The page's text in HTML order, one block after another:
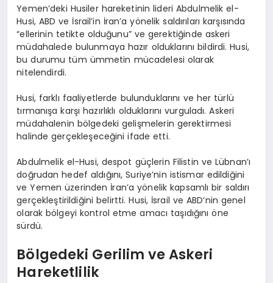
Yemen’deki Husiler hareketinin lideri Abdulmelik el-
Husi, ABD ve İsrail’in İran’a yönelik saldırıları karşısında
“ellerinin tetikte olduğunu” ve gerektiğinde askeri
müdahalede bulunmaya hazır olduklarını bildirdi. Husi,
bu durumu tüm ümmetin mücadelesi olarak
nitelendirdi.
Husi, farklı faaliyetlerde bulunduklarını ve her türlü
tırmanışa karşı hazırlıklı olduklarını vurguladı. Askeri
müdahalenin bölgedeki gelişmelerin gerektirmesi
halinde gerçekleşeceğini ifade etti.
Abdulmelik el-Husi, despot güçlerin Filistin ve Lübnan’ı
doğrudan hedef aldığını, Suriye’nin istismar edildiğini
ve Yemen üzerinden İran’a yönelik kapsamlı bir saldırı
gerçekleştirildiğini belirtti. Husi, İsrail ve ABD’nin genel
olarak bölgeyi kontrol etme amacı taşıdığını öne
sürdü.
Bölgedeki Gerilim ve Askeri
Hareketlilik